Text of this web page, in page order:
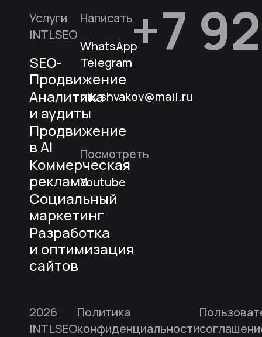
Услуги
INTLSEO
SEO-
Продвижение
Аналитика
и аудиты
Продвижение
в AI
Коммерческая
реклама
Социальный
маркетинг
Разработка
и оптимизация
сайтов
Написать
WhatsApp
Telegram
nik.shvakov@mail.ru
Посмотреть
Youtube
+7
2026
INTLSEO
Политика
конфиденциальности